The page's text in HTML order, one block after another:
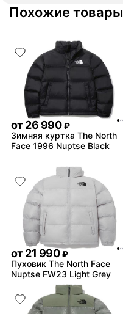
Похожие товары
от26 990 ₽
Зимняя куртка The North
Face 1996 Nuptse Black
от21 990 ₽
Пуховик The North Face
Nuptse FW23 Light Grey